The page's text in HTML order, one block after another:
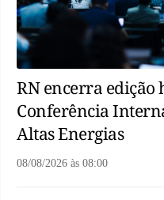
RN encerra edição
Conferência
Altas Energias
08/08/2026 às 08:00